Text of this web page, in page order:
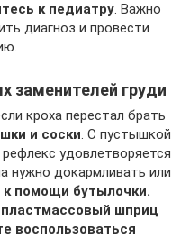
к педиатру. Важно
диагноз и провести
заменителей груди
кроха перестал брать
и соски. С пустышкой
удовлетворяется
нужно докармливать или
к помощи бутылочки.
шприц
воспользоваться